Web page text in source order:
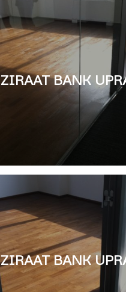
ZIRAAT BANK
ZIRAAT BANK